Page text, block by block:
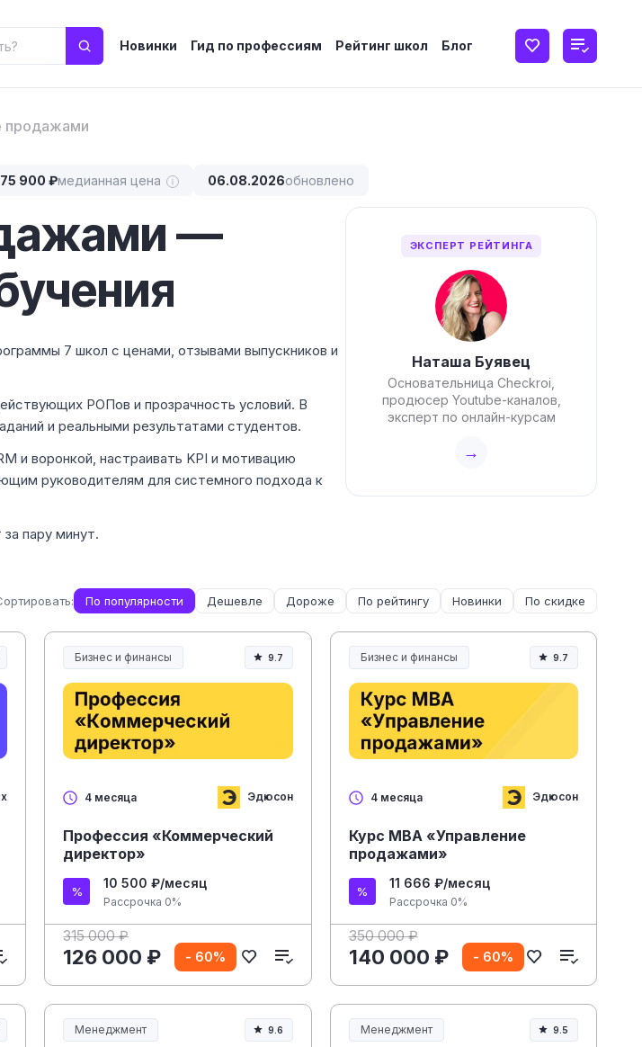
Новинки Гид по профессиям Рейтинг школ Блог
продажами
75 900 ₽медианная цена 06.08.2026обновлено
—
7 школ с ценами, отзывами выпускников и
РОПов и прозрачность условий. В
и реальными результатами студентов.
и воронкой, настраивать KPI и мотивацию
руководителям для системного подхода к
пару минут.
ЭКСПЕРТ РЕЙТИНГА
Наташа Буявец
Основательница Checkroi,
продюсер Youtube-каналов,
эксперт по онлайн-курсам
→
По популярности Дешевле Дороже По рейтингу Новинки По скидке
Бизнес и финансы 9.7
4 месяца Эдюсон
Профессия «Коммерческий
директор»
10 500 ₽/месяц
Рассрочка 0%
315 000 ₽
126 000 ₽ - 60%
Бизнес и финансы 9.7
4 месяца Эдюсон
Курс МВА «Управление
продажами»
11 666 ₽/месяц
Рассрочка 0%
350 000 ₽
140 000 ₽ - 60%
Менеджмент
Менеджмент и управление
9.6 Менеджмент
Менеджмент и управление
9.5